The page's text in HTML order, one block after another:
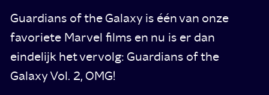
Guardians of the Galaxy is één van onze
favoriete Marvel films en nu is er dan
eindelijk het vervolg: Guardians of the
Galaxy Vol. 2, OMG!